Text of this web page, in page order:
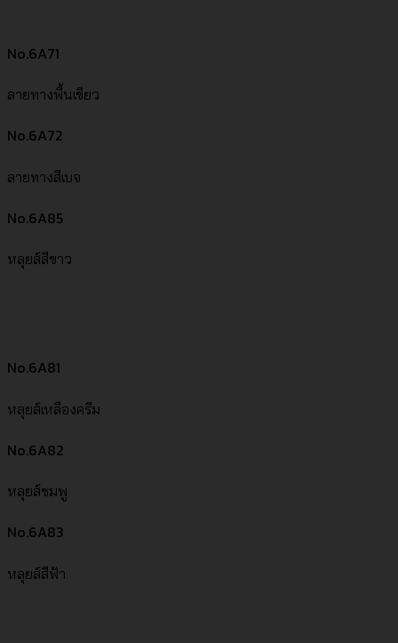
No.6A71
ลายทางพื้นเขียว
No.6A72
ลายทางสีเบจ
No.6A85
หลุยส์สีขาว
No.6A81
หลุยส์เหลืองครีม
No.6A82
หลุยส์ชมพู
No.6A83
หลุยส์สีฟ้า